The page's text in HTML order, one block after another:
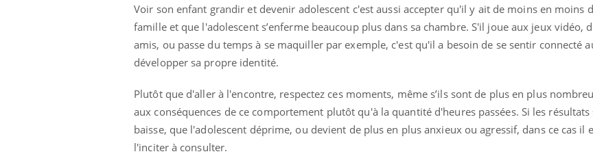
Voir son enfant grandir et devenir adolescent c'est aussi accepter qu'il y ait de moins en moins
famille et que l'adolescent s’enferme beaucoup plus dans sa chambre. S'il joue aux jeux vidéo,
amis, ou passe du temps à se maquiller par exemple, c'est qu'il a besoin de se sentir connecté
développer sa propre identité.
Plutôt que d'aller à l'encontre, respectez ces moments, même s’ils sont de plus en plus
aux conséquences de ce comportement plutôt qu'à la quantité d'heures passées. Si les
baisse, que l'adolescent déprime, ou devient de plus en plus anxieux ou agressif, dans ce cas il
l'inciter à consulter.